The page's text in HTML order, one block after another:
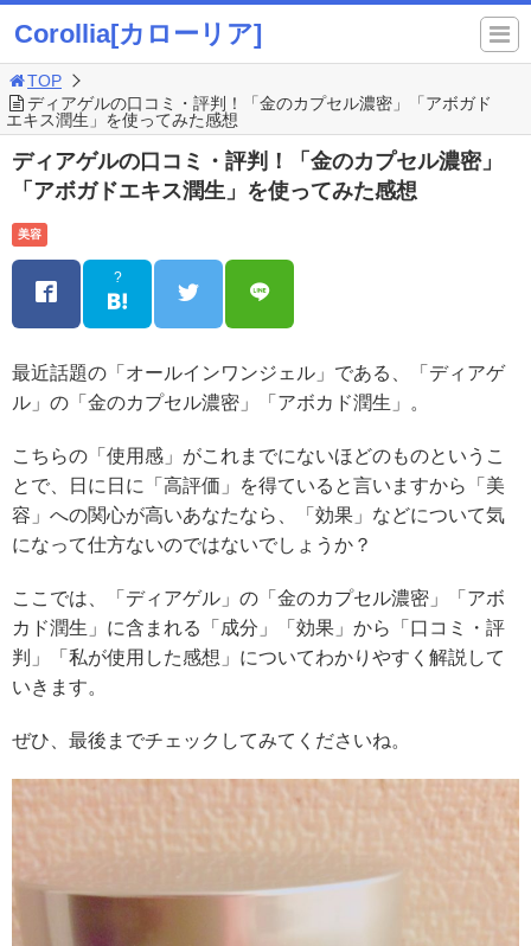
Corollia[カローリア]
TOP
ディアゲルの口コミ・評判！「金のカプセル濃密」「アボガド
エキス潤生」を使ってみた感想
ディアゲルの口コミ・評判！「金のカプセル濃密」
「アボガドエキス潤生」を使ってみた感想
美容
?
最近話題の「オールインワンジェル」である、「ディアゲ
ル」の「金のカプセル濃密」「アボカド潤生」。
こちらの「使用感」がこれまでにないほどのものというこ
とで、日に日に「高評価」を得ていると言いますから「美
容」への関心が高いあなたなら、「効果」などについて気
になって仕方ないのではないでしょうか？
ここでは、「ディアゲル」の「金のカプセル濃密」「アボ
カド潤生」に含まれる「成分」「効果」から「口コミ・評
判」「私が使用した感想」についてわかりやすく解説して
いきます。
ぜひ、最後までチェックしてみてくださいね。